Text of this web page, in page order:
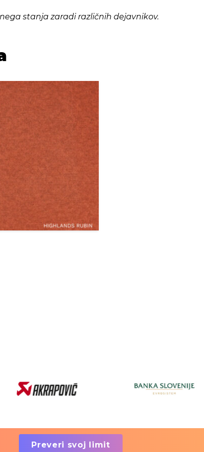
stanja zaradi različnih dejavnikov.
rubin
Preveri svoj limit